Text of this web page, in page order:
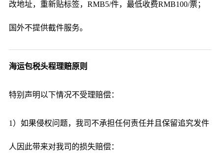
改地址，重新贴标签，RMB5/件，最低收费RMB100/票；
国外不提供截件服务。
海运包税头程理赔原则
特别声明以下情况不受理赔偿：
1）如果侵权问题，我司不承担任何责任并且保留追究发件
人因此带来对我司的损失赔偿：